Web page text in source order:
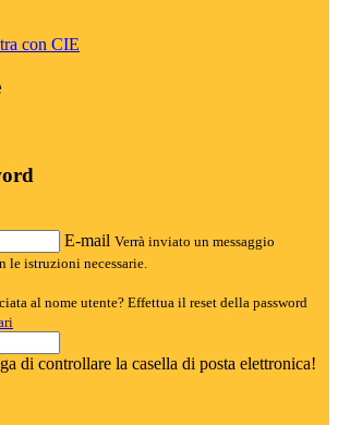
con CIE
E-mail Verrà inviato un messaggio
istruzioni necessarie.
al nome utente? Effettua il reset della password
di controllare la casella di posta elettronica!